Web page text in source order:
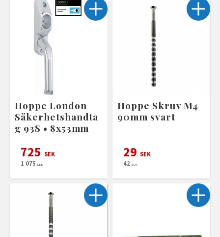
Hoppe London
Säkerhetshandta
g 93S • 8x53mm
725 SEK
1 075SEK
Hoppe Skruv M4
90mm svart
29 SEK
42SEK